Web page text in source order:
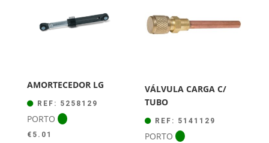
AMORTECEDOR LG
REF: 5258129
PORTO
€ 5.01
VÁLVULA CARGA C/
TUBO
REF: 5141129
PORTO